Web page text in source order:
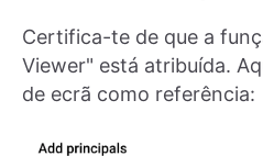
Certifica-te de que a
Viewer" está atribuída.
de ecrã como referência: